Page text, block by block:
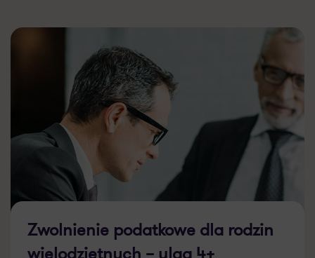
Zwolnienie podatkowe dla rodzin